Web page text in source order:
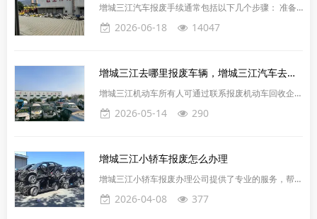
增城三江汽车报废手续通常包括以下几个步骤： 准备
必要的文件。车主需要准备个人身份证复印件（公司车
营业执照复印件、委托书盖公章）、机动车登记证书
车，当场结算报废车款 平台将车辆拖至报废公司拆解
报废公司拆解上传公安系统审核 出具报废回收证明、
注销证明 邮寄或发电子档给车主 报废完成
2026-06-18 14047
增城三江去哪里报废车辆，增城三江汽车去哪报废车报废
增城三江机动车所有人可通过联系报废机动车回收企业
咨询报废事项，电话：020-81818171，将车辆送至指
定交车地点进行报废或回收企业上门拖车。注：对于车
废机动车，由机动车回收企业将相关资料提交至报废地
车管所，再由报废地车管所将报废信息传递至登记地车
管所，登记地车管所接到机动车报废信息后办理注销登
记，并出具
2026-05-14 290
增城三江小轿车报废怎么办理
增城三江小轿车报废办理公司提供了专业的服务，帮助
车主解决汽车报废的各种问题。以下是一些关键步骤和
注意事项：首先，选择正规的报废车回收公司。增城三
2026-04-08 377